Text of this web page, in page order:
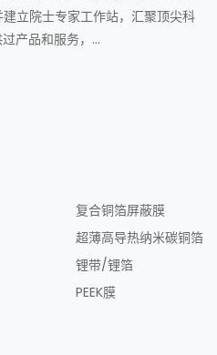
建立院士专家工作站，汇聚顶尖科
产品和服务，...
复合铜箔屏蔽膜
超薄高导热纳米碳铜箔
锂带/锂箔
PEEK膜